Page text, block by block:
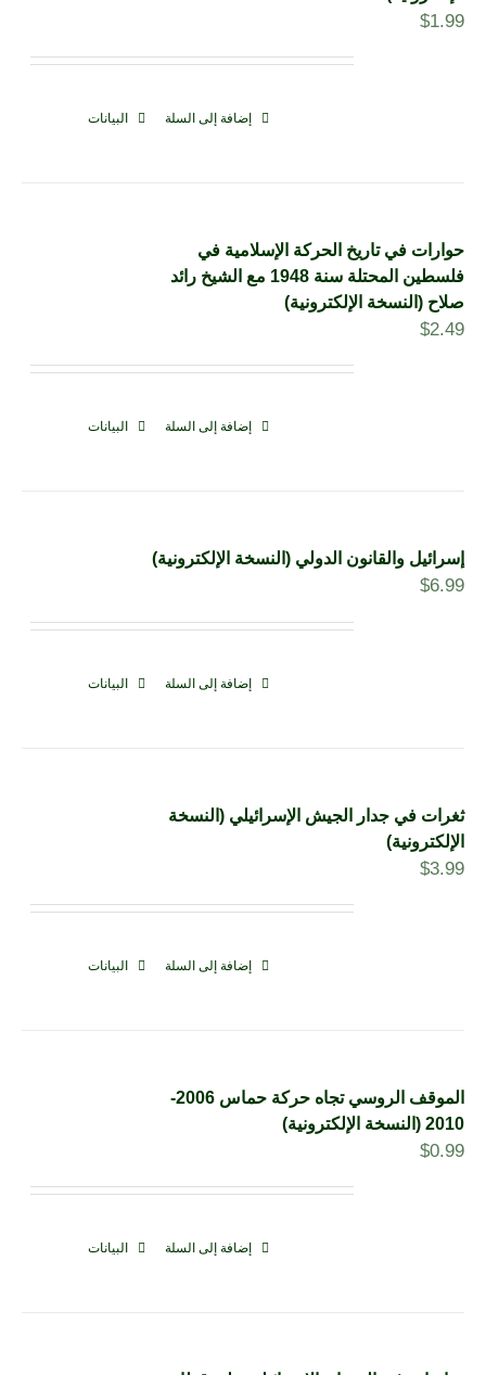
$1.99
إضافة إلى السلة البيانات
حوارات في تاريخ الحركة الإسلامية في
فلسطين المحتلة سنة 1948 مع الشيخ رائد
صلاح (النسخة الإلكترونية)
$2.49
إضافة إلى السلة البيانات
إسرائيل والقانون الدولي (النسخة الإلكترونية)
$6.99
إضافة إلى السلة البيانات
ثغرات في جدار الجيش الإسرائيلي (النسخة
الإلكترونية)
$3.99
إضافة إلى السلة البيانات
الموقف الروسي تجاه حركة حماس 2006-
2010 (النسخة الإلكترونية)
$0.99
إضافة إلى السلة البيانات